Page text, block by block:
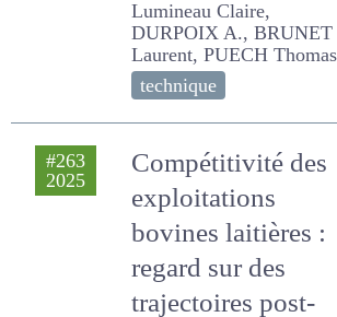
Lumineau Claire, DURPOIX
A., BRUNET Laurent, PUECH
Thomas
technique
#263
2025
Compétitivité des
exploitations
bovines laitières :
regard sur des